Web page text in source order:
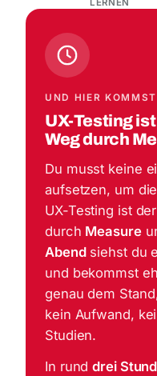
UND HIER
UX-Testing
Weg durch
Du musst keine
aufsetzen, um
UX-Testing ist
durch Measure
Abendsiehst du
und bekommst
genau dem
kein Aufwand,
Studien.
In runddrei